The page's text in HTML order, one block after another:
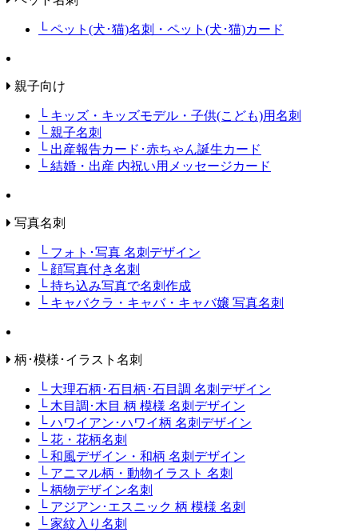
└ ペット(犬･猫)名刺・ペット(犬･猫)カード
親子向け
└ キッズ・キッズモデル・子供(こども)用名刺
└ 親子名刺
└ 出産報告カード･赤ちゃん誕生カード
└ 結婚・出産 内祝い用メッセージカード
写真名刺
└ フォト･写真 名刺デザイン
└ 顔写真付き名刺
└ 持ち込み写真で名刺作成
└ キャバクラ・キャバ・キャバ嬢 写真名刺
柄･模様･イラスト名刺
└ 大理石柄･石目柄･石目調 名刺デザイン
└ 木目調･木目 柄 模様 名刺デザイン
└ ハワイアン･ハワイ柄 名刺デザイン
└ 花・花柄名刺
└ 和風デザイン・和柄 名刺デザイン
└ アニマル柄・動物イラスト 名刺
└ 柄物デザイン名刺
└ アジアン･エスニック 柄 模様 名刺
└ 家紋入り名刺